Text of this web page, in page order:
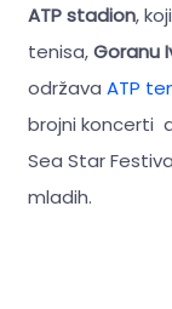
ATP stadion,
tenisa,Goranu
održava ATP
brojni koncerti
Sea Star
mladih.